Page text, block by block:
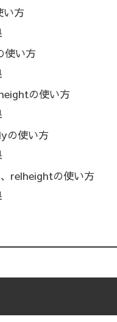
い方
使い方
の使い方
の使い方
relheightの使い方